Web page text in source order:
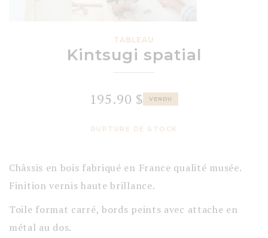
TABLEAU
Kintsugi spatial
195.90 $ VENDU
RUPTURE DE STOCK
Châssis en bois fabriqué en France qualité musée.
Finition vernis haute brillance.
Toile format carré, bords peints avec attache en
métal au dos.